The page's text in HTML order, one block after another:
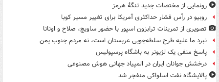
رونمایی از مختصات جدید تنگۀ هرمز
روبیو در رأس فشار حداکثری آمریکا برای تغییر مسیر کوبا
تصویری از تمرینات ترابزون اسپور با حضور ساویچ، صلاح و اونانا
نبرد ما علیه طرح سلطه‌جویی عربستان است، نه مردم جنوب یمن
پاسخ منفی یک لژیونر به باشگاه پرسپولیس
درخشش جوانان ایران در المپیاد جهانی هوش مصنوعی
پالایشگاه نفت اسلواکی منفجر شد